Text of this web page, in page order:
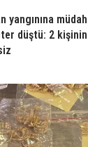
yangınına
düştü: 2 kişinin